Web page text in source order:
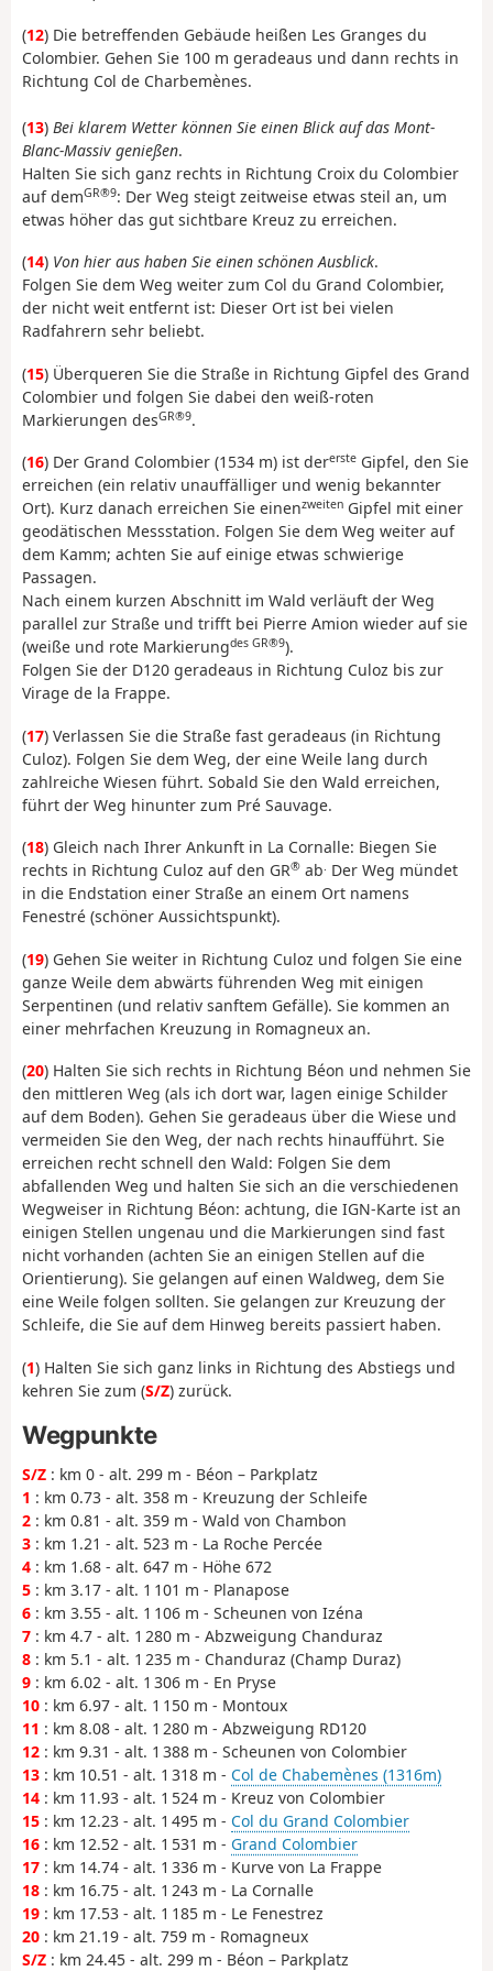
(12) Die betreffenden Gebäude heißen Les Granges du
Colombier. Gehen Sie 100 m geradeaus und dann rechts in
Richtung Col de Charbemènes.
(13) Bei klarem Wetter können Sie einen Blick auf das Mont-
Blanc-Massiv genießen.
Halten Sie sich ganz rechts in Richtung Croix du Colombier
auf demGR®9: Der Weg steigt zeitweise etwas steil an, um
etwas höher das gut sichtbare Kreuz zu erreichen.
(14) Von hier aus haben Sie einen schönen Ausblick.
Folgen Sie dem Weg weiter zum Col du Grand Colombier,
der nicht weit entfernt ist: Dieser Ort ist bei vielen
Radfahrern sehr beliebt.
(15) Überqueren Sie die Straße in Richtung Gipfel des Grand
Colombier und folgen Sie dabei den weiß-roten
Markierungen desGR®9.
(16) Der Grand Colombier (1534 m) ist dererste Gipfel, den Sie
erreichen (ein relativ unauffälliger und wenig bekannter
Ort). Kurz danach erreichen Sie einenzweiten Gipfel mit einer
geodätischen Messstation. Folgen Sie dem Weg weiter auf
dem Kamm; achten Sie auf einige etwas schwierige
Passagen.
Nach einem kurzen Abschnitt im Wald verläuft der Weg
parallel zur Straße und trifft bei Pierre Amion wieder auf sie
(weiße und rote Markierungdes GR®9).
Folgen Sie der D120 geradeaus in Richtung Culoz bis zur
Virage de la Frappe.
(17) Verlassen Sie die Straße fast geradeaus (in Richtung
Culoz). Folgen Sie dem Weg, der eine Weile lang durch
zahlreiche Wiesen führt. Sobald Sie den Wald erreichen,
führt der Weg hinunter zum Pré Sauvage.
(18) Gleich nach Ihrer Ankunft in La Cornalle: Biegen Sie
rechts in Richtung Culoz auf den GR® ab. Der Weg mündet
in die Endstation einer Straße an einem Ort namens
Fenestré (schöner Aussichtspunkt).
(19) Gehen Sie weiter in Richtung Culoz und folgen Sie eine
ganze Weile dem abwärts führenden Weg mit einigen
Serpentinen (und relativ sanftem Gefälle). Sie kommen an
einer mehrfachen Kreuzung in Romagneux an.
(20) Halten Sie sich rechts in Richtung Béon und nehmen Sie
den mittleren Weg (als ich dort war, lagen einige Schilder
auf dem Boden). Gehen Sie geradeaus über die Wiese und
vermeiden Sie den Weg, der nach rechts hinaufführt. Sie
erreichen recht schnell den Wald: Folgen Sie dem
abfallenden Weg und halten Sie sich an die verschiedenen
Wegweiser in Richtung Béon: achtung, die IGN-Karte ist an
einigen Stellen ungenau und die Markierungen sind fast
nicht vorhanden (achten Sie an einigen Stellen auf die
Orientierung). Sie gelangen auf einen Waldweg, dem Sie
eine Weile folgen sollten. Sie gelangen zur Kreuzung der
Schleife, die Sie auf dem Hinweg bereits passiert haben.
(1) Halten Sie sich ganz links in Richtung des Abstiegs und
kehren Sie zum (S/Z) zurück.
Wegpunkte
S/Z : km 0 - alt. 299 m - Béon – Parkplatz
1 : km 0.73 - alt. 358 m - Kreuzung der Schleife
2 : km 0.81 - alt. 359 m - Wald von Chambon
3 : km 1.21 - alt. 523 m - La Roche Percée
4 : km 1.68 - alt. 647 m - Höhe 672
5 : km 3.17 - alt. 1 101 m - Planapose
6 : km 3.55 - alt. 1 106 m - Scheunen von Izéna
7 : km 4.7 - alt. 1 280 m - Abzweigung Chanduraz
8 : km 5.1 - alt. 1 235 m - Chanduraz (Champ Duraz)
9 : km 6.02 - alt. 1 306 m - En Pryse
10 : km 6.97 - alt. 1 150 m - Montoux
11 : km 8.08 - alt. 1 280 m - Abzweigung RD120
12 : km 9.31 - alt. 1 388 m - Scheunen von Colombier
13 : km 10.51 - alt. 1 318 m - Col de Chabemènes (1316m)
14 : km 11.93 - alt. 1 524 m - Kreuz von Colombier
15 : km 12.23 - alt. 1 495 m - Col du Grand Colombier
16 : km 12.52 - alt. 1 531 m - Grand Colombier
17 : km 14.74 - alt. 1 336 m - Kurve von La Frappe
18 : km 16.75 - alt. 1 243 m - La Cornalle
19 : km 17.53 - alt. 1 185 m - Le Fenestrez
20 : km 21.19 - alt. 759 m - Romagneux
S/Z : km 24.45 - alt. 299 m - Béon – Parkplatz